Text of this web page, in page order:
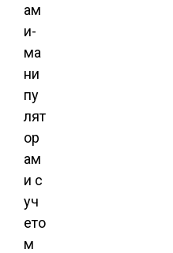
ам
и-
ма
ни
пу
лят
ор
ам
и с
уч
ето
м